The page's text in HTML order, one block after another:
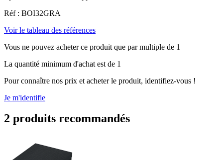
Réf : BOI32GRA
Voir le tableau des références
Vous ne pouvez acheter ce produit que par multiple de 1
La quantité minimum d'achat est de 1
Pour connaître nos prix et acheter le produit, identifiez-vous !
Je m'identifie
2 produits recommandés